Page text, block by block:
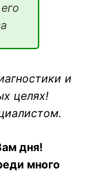
и
целях!
дня!
много